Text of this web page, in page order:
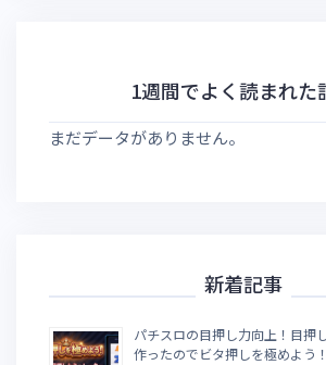
1週間でよく読まれた
まだデータがありません。
新着記事
パチスロの目押し力向上！目押
作ったのでビタ押しを極めよう！